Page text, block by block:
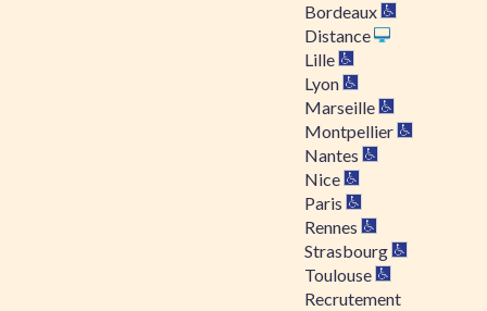
Bordeaux
Distance
Lille
Lyon
Marseille
Montpellier
Nantes
Nice
Paris
Rennes
Strasbourg
Toulouse
Recrutement